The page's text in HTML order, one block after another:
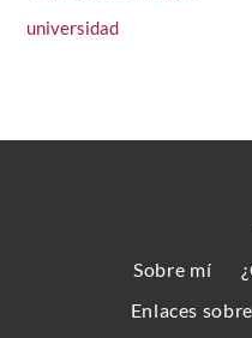
universidad
Sobre mí
Enlaces